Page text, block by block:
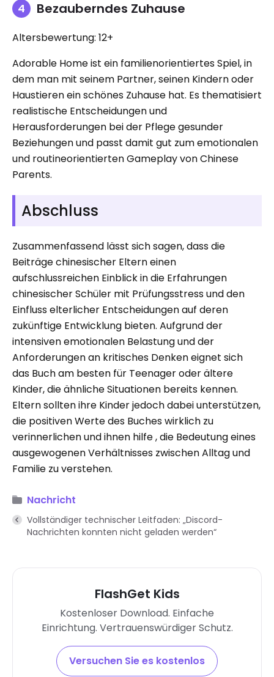
Bezauberndes Zuhause
Altersbewertung: 12+
Adorable Home ist ein familienorientiertes Spiel, in
dem man mit seinem Partner, seinen Kindern oder
Haustieren ein schönes Zuhause hat. Es thematisiert
realistische Entscheidungen und
Herausforderungen bei der Pflege gesunder
Beziehungen und passt damit gut zum emotionalen
und routineorientierten Gameplay von Chinese
Parents.
Abschluss
Zusammenfassend lässt sich sagen, dass die
Beiträge chinesischer Eltern einen
aufschlussreichen Einblick in die Erfahrungen
chinesischer Schüler mit Prüfungsstress und den
Einfluss elterlicher Entscheidungen auf deren
zukünftige Entwicklung bieten. Aufgrund der
intensiven emotionalen Belastung und der
Anforderungen an kritisches Denken eignet sich
das Buch am besten für Teenager oder ältere
Kinder, die ähnliche Situationen bereits kennen.
Eltern sollten ihre Kinder jedoch dabei unterstützen,
die positiven Werte des Buches wirklich zu
verinnerlichen und ihnen hilfe , die Bedeutung eines
ausgewogenen Verhältnisses zwischen Alltag und
Familie zu verstehen.
Nachricht
Vollständiger technischer Leitfaden: „Discord-
Nachrichten konnten nicht geladen werden“
FlashGet Kids
Kostenloser Download. Einfache
Einrichtung. Vertrauenswürdiger Schutz.
Versuchen Sie es kostenlos